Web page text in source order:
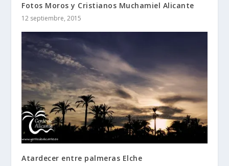
Fotos Moros y Cristianos Muchamiel Alicante
12 septiembre, 2015
Atardecer entre palmeras Elche